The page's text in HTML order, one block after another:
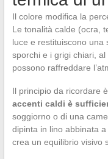
Il colore modifica la
Le tonalità calde (ocra,
luce e restituiscono una
sporchi e i grigi chiari,
possono raffreddare
Il principio da ricordare
accenti caldi è
soggiorno o di una
dipinta in lino abbinata
crea un equilibrio visivo